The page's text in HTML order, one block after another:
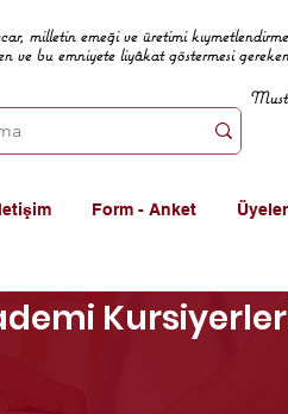
milletin emeği ve üretimi
ve bu emniyete liyâkat göstermesi
Form - Anket